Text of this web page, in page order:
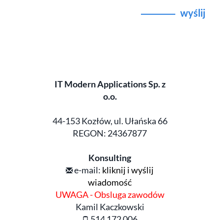
wyślij
IT Modern Applications Sp. z
o.o.
44-153 Kozłów, ul. Ułańska 66
REGON: 24367877
Konsulting
e-mail: kliknij i wyślij
wiadomość
UWAGA - Obsluga zawodów
Kamil Kaczkowski